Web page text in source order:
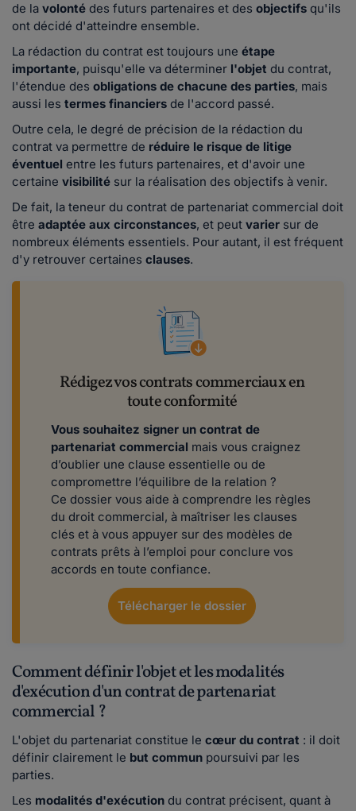
de la volonté des futurs partenaires et des objectifs qu'ils
ont décidé d'atteindre ensemble.
La rédaction du contrat est toujours une étape
importante, puisqu'elle va déterminer l'objet du contrat,
l'étendue des obligations de chacune des parties, mais
aussi les termes financiers de l'accord passé.
Outre cela, le degré de précision de la rédaction du
contrat va permettre de réduire le risque de litige
éventuel entre les futurs partenaires, et d'avoir une
certaine visibilité sur la réalisation des objectifs à venir.
De fait, la teneur du contrat de partenariat commercial doit
être adaptée aux circonstances, et peut varier sur de
nombreux éléments essentiels. Pour autant, il est fréquent
d'y retrouver certaines clauses.
Rédigez vos contrats commerciaux en
toute conformité
Vous souhaitez signer un contrat de
partenariat commercial mais vous craignez
d’oublier une clause essentielle ou de
compromettre l’équilibre de la relation ?
Ce dossier vous aide à comprendre les règles
du droit commercial, à maîtriser les clauses
clés et à vous appuyer sur des modèles de
contrats prêts à l’emploi pour conclure vos
accords en toute confiance.
Télécharger le dossier
Comment définir l'objet et les modalités
d'exécution d'un contrat de partenariat
commercial ?
L'objet du partenariat constitue le cœur du contrat : il doit
définir clairement le but commun poursuivi par les
parties.
Les modalités d'exécution du contrat précisent, quant à